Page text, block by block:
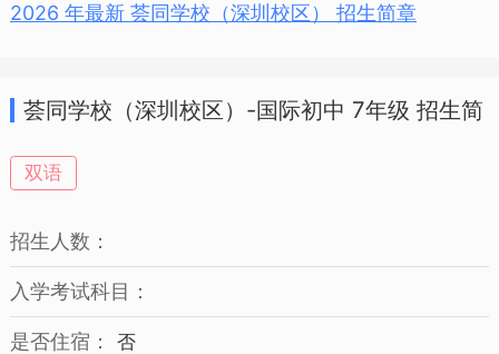
2026 年最新 荟同学校（深圳校区） 招生简章
荟同学校（深圳校区）-国际初中 7年级 招生简
双语
招生人数：
入学考试科目：
是否住宿： 否